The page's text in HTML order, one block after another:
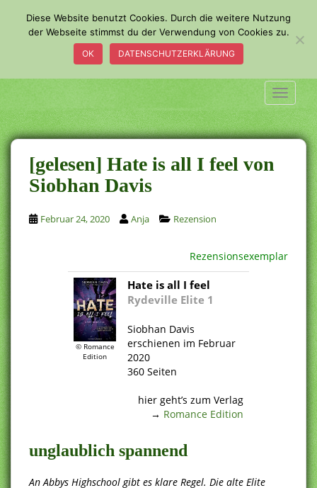
a
i
n
c
o
n
t
e
n
t
[gelesen] Hate is all I feel von
Siobhan Davis
Februar 24, 2020 Anja Rezension
Rezensionsexemplar
© Romance
Edition
Hate is all I feel
Rydeville Elite 1
Siobhan Davis
erschienen im Februar
2020
360 Seiten
hier geht’s zum Verlag
→ Romance Edition
unglaublich spannend
An Abbys Highschool gibt es klare Regel. Die alte Elite
Diese Website benutzt Cookies. Durch die weitere Nutzung
der Webseite stimmst du der Verwendung von Cookies zu.
OK DATENSCHUTZERKLÄRUNG